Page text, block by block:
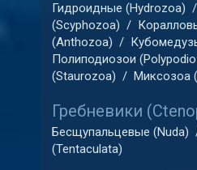
Гидроидные (Hydrozoa) /
(Scyphozoa) /
(Anthozoa) /
Полиподиозои
(Staurozoa) / Миксозоа
Гребневики
Бесщупальцевые (Nuda)
(Tentaculata)